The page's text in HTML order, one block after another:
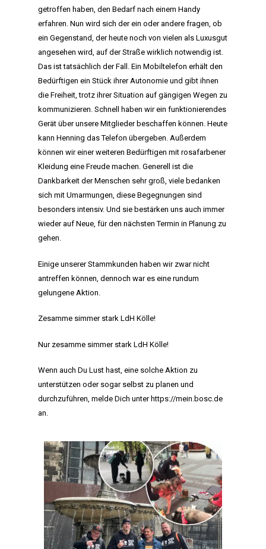
getroffen haben, den Bedarf nach einem Handy
erfahren. Nun wird sich der ein oder andere fragen, ob
ein Gegenstand, der heute noch von vielen als Luxusgut
angesehen wird, auf der Straße wirklich notwendig ist.
Das ist tatsächlich der Fall. Ein Mobiltelefon erhält den
Bedürftigen ein Stück ihrer Autonomie und gibt ihnen
die Freiheit, trotz ihrer Situation auf gängigen Wegen zu
kommunizieren. Schnell haben wir ein funktionierendes
Gerät über unsere Mitglieder beschaffen können. Heute
kann Henning das Telefon übergeben. Außerdem
können wir einer weiteren Bedürftigen mit rosafarbener
Kleidung eine Freude machen. Generell ist die
Dankbarkeit der Menschen sehr groß, viele bedanken
sich mit Umarmungen, diese Begegnungen sind
besonders intensiv. Und sie bestärken uns auch immer
wieder auf Neue, für den nächsten Termin in Planung zu
gehen.
Einige unserer Stammkunden haben wir zwar nicht
antreffen können, dennoch war es eine rundum
gelungene Aktion.
Zesamme simmer stark LdH Kölle!
Nur zesamme simmer stark LdH Kölle!
Wenn auch Du Lust hast, eine solche Aktion zu
unterstützen oder sogar selbst zu planen und
durchzuführen, melde Dich unter https://mein.bosc.de
an.
MANIFEST
AKTIVITÄTEN
CLUB
TEAM